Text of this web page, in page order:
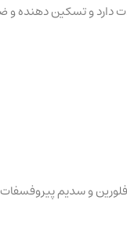
و تسکین دهنده و
فلورین و سدیم پیروفسفات